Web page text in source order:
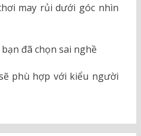
may rủi dưới góc nhìn
đã chọn sai nghề
phù hợp với kiểu người